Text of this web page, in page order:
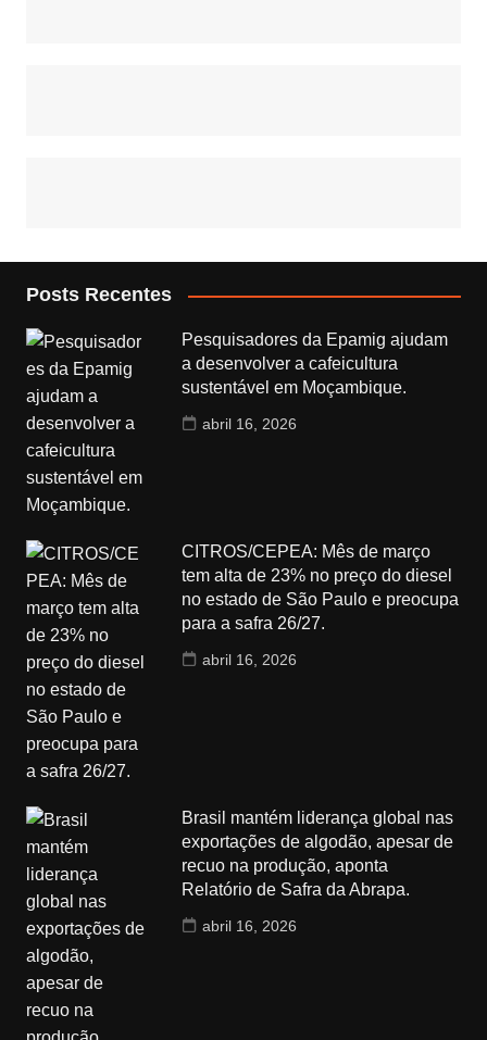
Posts Recentes
Pesquisadores da Epamig ajudam
a desenvolver a cafeicultura
sustentável em Moçambique.
abril 16, 2026
CITROS/CEPEA: Mês de março
tem alta de 23% no preço do diesel
no estado de São Paulo e preocupa
para a safra 26/27.
abril 16, 2026
Brasil mantém liderança global nas
exportações de algodão, apesar de
recuo na produção, aponta
Relatório de Safra da Abrapa.
abril 16, 2026